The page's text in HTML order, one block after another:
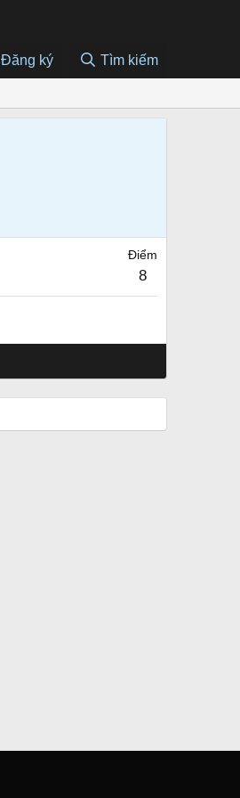
Đăng ký Tìm kiếm
Điểm
8